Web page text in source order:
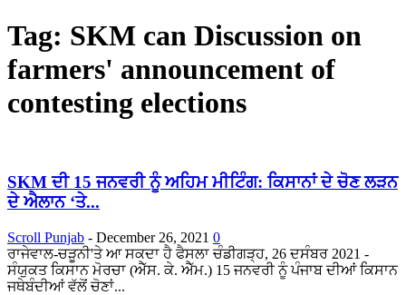
Tag: SKM can Discussion on
farmers' announcement of
contesting elections
SKM ਦੀ 15 ਜਨਵਰੀ ਨੂੰ ਅਹਿਮ ਮੀਟਿੰਗ: ਕਿਸਾਨਾਂ ਦੇ ਚੋਣ ਲੜਨ
ਦੇ ਐਲਾਨ ‘ਤੇ...
Scroll Punjab - December 26, 2021 0
ਰਾਜੇਵਾਲ-ਚੜੂਨੀ'ਤੇ ਆ ਸਕਦਾ ਹੈ ਫੈਸਲਾ ਚੰਡੀਗੜ੍ਹ, 26 ਦਸੰਬਰ 2021 -
ਸੰਯੁਕਤ ਕਿਸਾਨ ਮੋਰਚਾ (ਐੱਸ. ਕੇ. ਐੱਮ.) 15 ਜਨਵਰੀ ਨੂੰ ਪੰਜਾਬ ਦੀਆਂ ਕਿਸਾਨ
ਜਥੇਬੰਦੀਆਂ ਵੱਲੋਂ ਚੋਣਾਂ...